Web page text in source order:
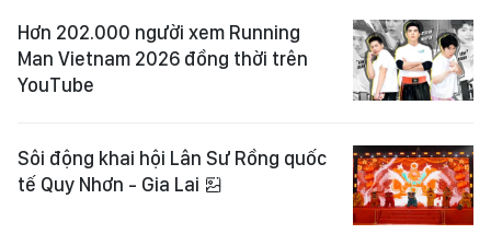
Hơn 202.000 người xem Running
Man Vietnam 2026 đồng thời trên
YouTube
Sôi động khai hội Lân Sư Rồng quốc
tế Quy Nhơn - Gia Lai